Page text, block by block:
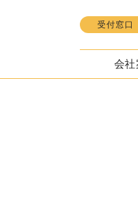
受付窓口
会社